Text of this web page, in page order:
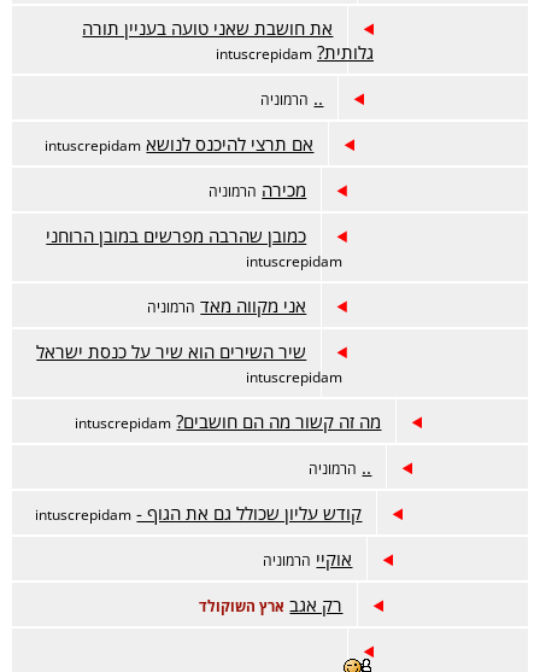
את חושבת שאני טועה בעניין תורה
גלותית? intuscrepidam
.. הרמוניה
אם תרצי להיכנס לנושא intuscrepidam
מכירה הרמוניה
כמובן שהרבה מפרשים במובן הרוחני
intuscrepidam
אני מקווה מאד הרמוניה
שיר השירים הוא שיר על כנסת ישראל
intuscrepidam
מה זה קשור מה הם חושבים? intuscrepidam
.. הרמוניה
קודש עליון שכולל גם את הגוף - intuscrepidam
אוקיי הרמוניה
רק אגב ארץ השוקולד